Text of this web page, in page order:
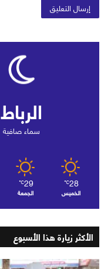
الرباط
سماء صافية
28
℃
الخميس
29
℃
الجمعة
الأكثر زيارة هذا الأسبوع